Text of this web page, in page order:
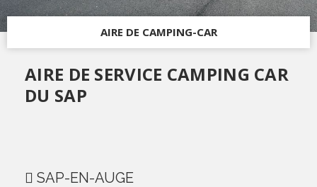
AIRE DE CAMPING-CAR
AIRE DE SERVICE CAMPING CAR
DU SAP
SAP-EN-AUGE